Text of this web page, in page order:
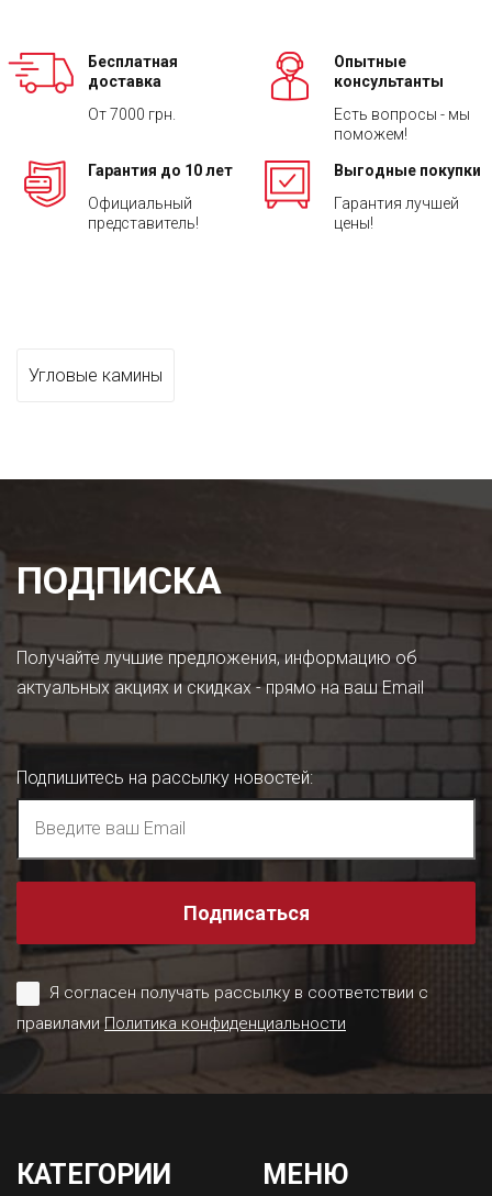
Бесплатная
доставка
От 7000 грн.
Опытные
консультанты
Есть вопросы - мы
поможем!
Гарантия до 10 лет
Официальный
представитель!
Выгодные покупки
Гарантия лучшей
цены!
Угловые камины
ПОДПИСКА
Получайте лучшие предложения, информацию об
актуальных акциях и скидках - прямо на ваш Email
Подпишитесь на рассылку новостей:
Подписаться
Я согласен получать рассылку в соответствии с
правиламиПолитика конфиденциальности
КАТЕГОРИИ МЕНЮ